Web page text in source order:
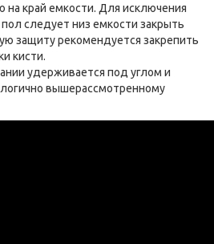
на край емкости. Для исключения
пол следует низ емкости закрыть
защиту рекомендуется закрепить
кисти.
удерживается под углом и
вышерассмотренному